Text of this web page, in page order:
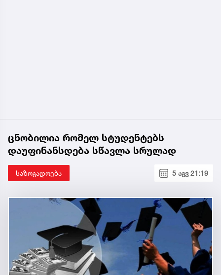
ცნობილია რომელ სტუდენტებს
დაუფინანსდება სწავლა სრულად
საზოგადოება 5 აგვ 21:19